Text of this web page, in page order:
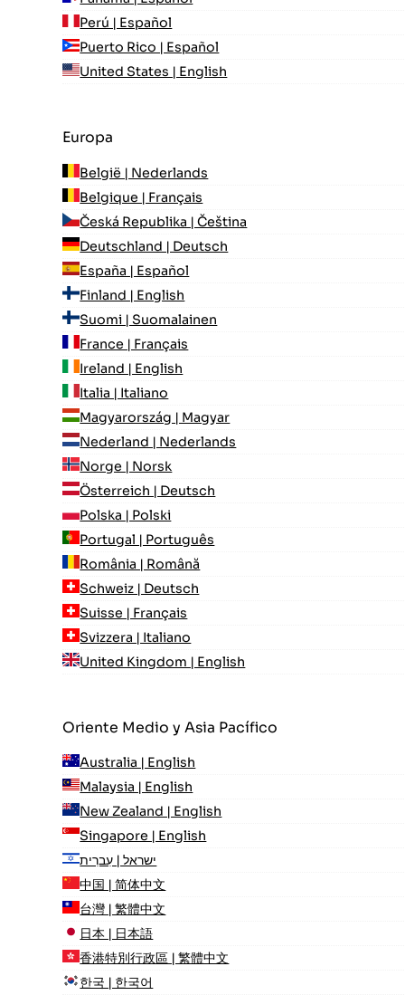
Perú | Español
Puerto Rico | Español
United States | English
Europa
België | Nederlands
Belgique | Français
Česká Republika | Čeština
Deutschland | Deutsch
España | Español
Finland | English
Suomi | Suomalainen
France | Français
Ireland | English
Italia | Italiano
Magyarország | Magyar
Nederland | Nederlands
Norge | Norsk
Österreich | Deutsch
Polska | Polski
Portugal | Português
România | Română
Schweiz | Deutsch
Suisse | Français
Svizzera | Italiano
United Kingdom | English
Oriente Medio y Asia Pacífico
Australia | English
Malaysia | English
New Zealand | English
Singapore | English
ישראל | עִברִית
中国 | 简体中文
台灣 | 繁體中文
日本 | 日本語
香港特別行政區 | 繁體中文
한국 | 한국어